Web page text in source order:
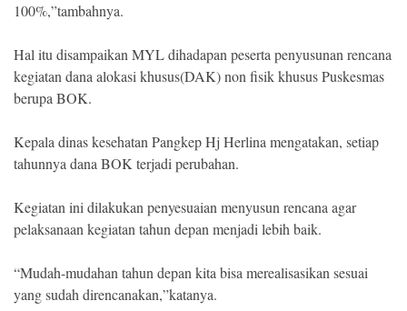
100%,”tambahnya.
Hal itu disampaikan MYL dihadapan peserta penyusunan rencana
kegiatan dana alokasi khusus(DAK) non fisik khusus Puskesmas
berupa BOK.
Kepala dinas kesehatan Pangkep Hj Herlina mengatakan, setiap
tahunnya dana BOK terjadi perubahan.
Kegiatan ini dilakukan penyesuaian menyusun rencana agar
pelaksanaan kegiatan tahun depan menjadi lebih baik.
“Mudah-mudahan tahun depan kita bisa merealisasikan sesuai
yang sudah direncanakan,”katanya.